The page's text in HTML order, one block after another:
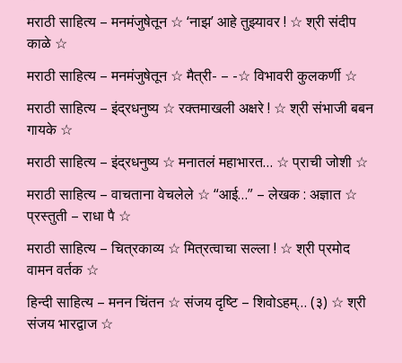
मराठी साहित्य – मनमंजुषेतून ☆ ‘नाझ’ आहे तुझ्यावर ! ☆ श्री संदीप
काळे ☆
मराठी साहित्य – मनमंजुषेतून ☆ मैत्री- – -☆ विभावरी कुलकर्णी ☆
मराठी साहित्य – इंद्रधनुष्य ☆ रक्तमाखली अक्षरे ! ☆ श्री संभाजी बबन
गायके ☆
मराठी साहित्य – इंद्रधनुष्य ☆ मनातलं महाभारत… ☆ प्राची जोशी ☆
मराठी साहित्य – वाचताना वेचलेले ☆ “आई…” – लेखक : अज्ञात ☆
प्रस्तुती – राधा पै ☆
मराठी साहित्य – चित्रकाव्य ☆ मित्रत्वाचा सल्ला ! ☆ श्री प्रमोद
वामन वर्तक ☆
हिन्दी साहित्य – मनन चिंतन ☆ संजय दृष्टि – शिवोऽहम्… (३) ☆ श्री
संजय भारद्वाज ☆